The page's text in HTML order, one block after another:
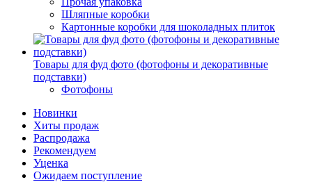
Шляпные коробки
Картонные коробки для шоколадных плиток
Товары для фуд фото (фотофоны и декоративные
подставки)
Фотофоны
Новинки
Хиты продаж
Распродажа
Рекомендуем
Уценка
Ожидаем поступление